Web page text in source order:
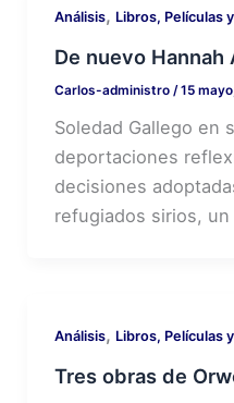
Análisis, Libros, Películas
De nuevo Hannah
Carlos-administro /15
Soledad Gallego en
deportaciones
decisiones
refugiados sirios,
Análisis, Libros, Películas
Tres obras de